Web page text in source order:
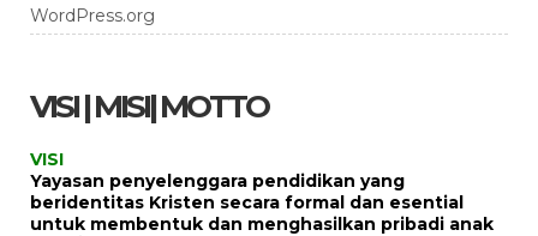
WordPress.org
VISI | MISI| MOTTO
VISI
Yayasan penyelenggara pendidikan yang
beridentitas Kristen secara formal dan esential
untuk membentuk dan menghasilkan pribadi anak